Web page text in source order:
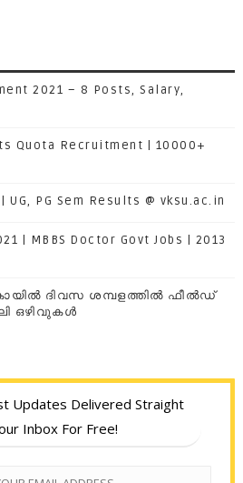
2021 – 8 Posts, Salary,
Quota Recruitment | 10000+
UG, PG Sem Results @ vksu.ac.in
| MBBS Doctor Govt Jobs | 2013
ദിവസ ശമ്പളത്തിൽ ഫീല്‍ഡ്
ഒഴിവുകൾ
Updates Delivered Straight
Inbox For Free!